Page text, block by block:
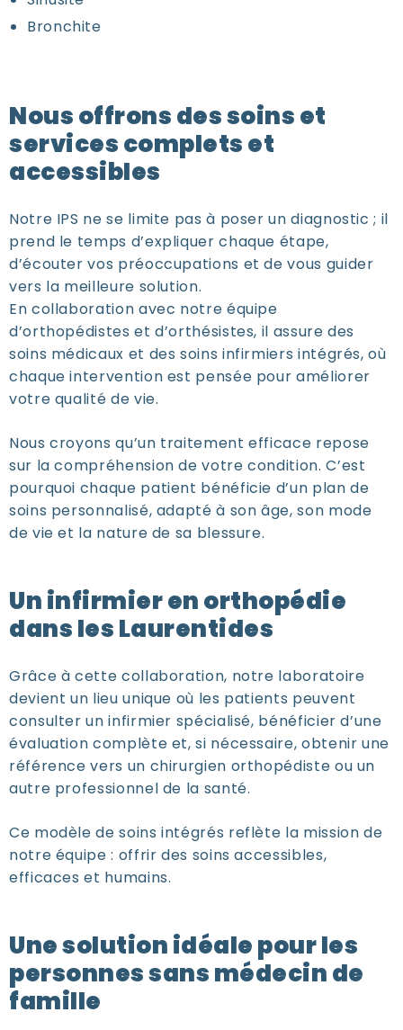
Bronchite
Nous offrons des soins et
services complets et
accessibles
Notre IPS ne se limite pas à poser un diagnostic ; il
prend le temps d’expliquer chaque étape,
d’écouter vos préoccupations et de vous guider
vers la meilleure solution.
En collaboration avec notre équipe
d’orthopédistes et d’orthésistes, il assure des
soins médicaux et des soins infirmiers intégrés, où
chaque intervention est pensée pour améliorer
votre qualité de vie.
Nous croyons qu’un traitement efficace repose
sur la compréhension de votre condition. C’est
pourquoi chaque patient bénéficie d’un plan de
soins personnalisé, adapté à son âge, son mode
de vie et la nature de sa blessure.
Un infirmier en orthopédie
dans les Laurentides
Grâce à cette collaboration, notre laboratoire
devient un lieu unique où les patients peuvent
consulter uninfirmier spécialisé, bénéficier d’une
évaluation complète et, si nécessaire, obtenir une
référence vers un chirurgien orthopédiste ou un
autre professionnel de la santé.
Ce modèle de soins intégrés reflète la mission de
notre équipe : offrir des soins accessibles,
efficaces et humains.
Une solution idéale pour les
personnes sans médecin de
famille